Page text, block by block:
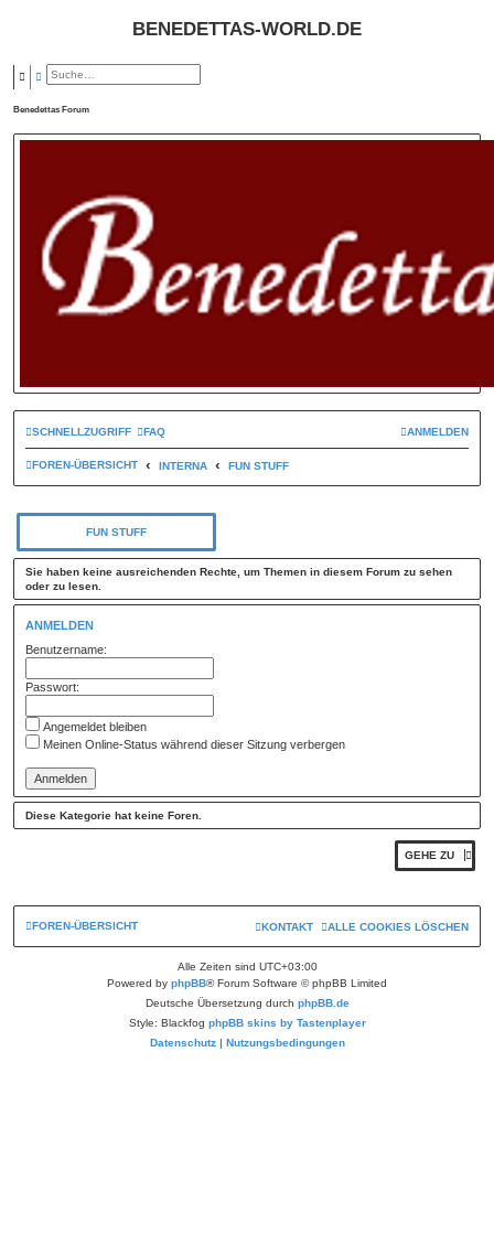
BENEDETTAS-WORLD.DE
SUCHEERWEITERTE SUCHE
Benedettas Forum
SCHNELLZUGRIFF FAQ ANMELDEN
FOREN-ÜBERSICHT INTERNA FUN STUFF
FUN STUFF
Sie haben keine ausreichenden Rechte, um Themen in diesem Forum zu sehen
oder zu lesen.
ANMELDEN
Benutzername:
Passwort:
Angemeldet bleiben
Meinen Online-Status während dieser Sitzung verbergen
Diese Kategorie hat keine Foren.
GEHE ZU
FOREN-ÜBERSICHT ALLE COOKIES LÖSCHEN
KONTAKT
Alle Zeiten sind UTC+03:00
Powered by phpBB® Forum Software © phpBB Limited
Deutsche Übersetzung durch phpBB.de
Style: Blackfog phpBB skins by Tastenplayer
Datenschutz| Nutzungsbedingungen